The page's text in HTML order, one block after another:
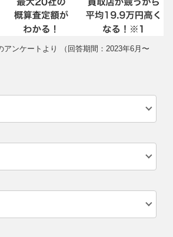
アンケートより （回答期間：2023年6月〜